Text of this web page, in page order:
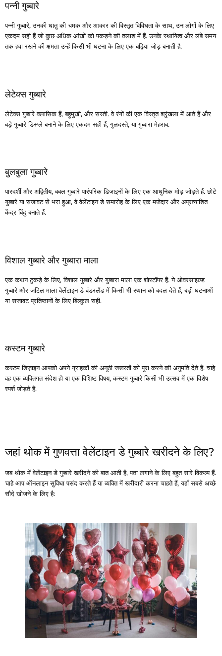
पन्नी गुब्बारे
पन्नी गुब्बारे, उनकी धातु की चमक और आकार की विस्तृत विविधता के साथ, उन लोगों के लिए
एकदम सही हैं जो कुछ अधिक आंखों को पकड़ने की तलाश में हैं. उनके स्थायित्व और लंबे समय
तक हवा रखने की क्षमता उन्हें किसी भी घटना के लिए एक बढ़िया जोड़ बनाती है.
लेटेक्स गुब्बारे
लेटेक्स गुब्बारे क्लासिक हैं, बहुमुखी, और सस्ती. वे रंगों की एक विस्तृत श्रृंखला में आते हैं और
बड़े गुब्बारे डिस्प्ले बनाने के लिए एकदम सही हैं, गुलदस्ते, या गुब्बारा मेहराब.
बुलबुला गुब्बारे
पारदर्शी और अद्वितीय, बबल गुब्बारे पारंपरिक डिजाइनों के लिए एक आधुनिक मोड़ जोड़ते हैं. छोटे
गुब्बारे या सजावट से भरा हुआ, वे वेलेंटाइन डे समारोह के लिए एक मजेदार और अप्रत्याशित
केंद्र बिंदु बनाते हैं.
विशाल गुब्बारे और गुब्बारा माला
एक कथन टुकड़े के लिए, विशाल गुब्बारे और गुब्बारा माला एक शोस्टॉपर हैं. ये ओवरसाइज़्ड
गुब्बारे और जटिल माला वेलेंटाइन डे वंडरलैंड में किसी भी स्थान को बदल देते हैं, बड़ी घटनाओं
या सजावट प्रतिष्ठानों के लिए बिल्कुल सही.
कस्टम गुब्बारे
कस्टम डिज़ाइन आपको अपने ग्राहकों की अनूठी जरूरतों को पूरा करने की अनुमति देते हैं. चाहे
वह एक व्यक्तिगत संदेश हो या एक विशिष्ट विषय, कस्टम गुब्बारे किसी भी उत्सव में एक विशेष
स्पर्श जोड़ते हैं.
जहां थोक में गुणवत्ता वेलेंटाइन डे गुब्बारे खरीदने के लिए?
जब थोक में वेलेंटाइन डे गुब्बारे खरीदने की बात आती है, पता लगाने के लिए बहुत सारे विकल्प हैं.
चाहे आप ऑनलाइन सुविधा पसंद करते हैं या व्यक्ति में खरीदारी करना चाहते हैं, यहाँ सबसे अच्छे
सौदे खोजने के लिए है: